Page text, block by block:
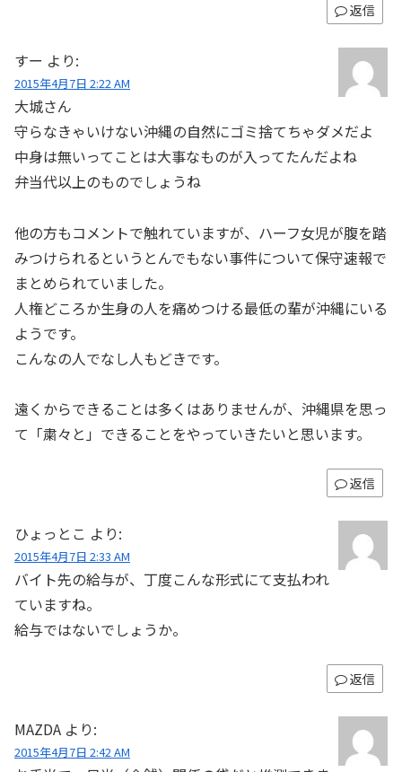
返信
すー より:
2015年4月7日 2:22 AM
大城さん
守らなきゃいけない沖縄の自然にゴミ捨てちゃダメだよ
中身は無いってことは大事なものが入ってたんだよね
弁当代以上のものでしょうね
他の方もコメントで触れていますが、ハーフ女児が腹を踏
みつけられるというとんでもない事件について保守速報で
まとめられていました。
人権どころか生身の人を痛めつける最低の輩が沖縄にいる
ようです。
こんなの人でなし人もどきです。
遠くからできることは多くはありませんが、沖縄県を思っ
て「粛々と」できることをやっていきたいと思います。
返信
ひょっとこ より:
2015年4月7日 2:33 AM
バイト先の給与が、丁度こんな形式にて支払われ
ていますね。
給与ではないでしょうか。
返信
MAZDA より:
2015年4月7日 2:42 AM